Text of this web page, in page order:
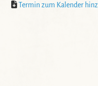
Termin zum Kalender